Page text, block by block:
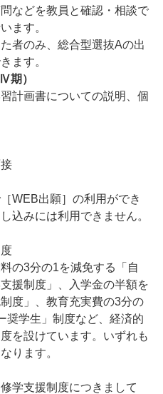
などを教員と確認・相談で
ます。
者のみ、総合型選抜Aの出
ます。
期）
計画書についての説明、個
WEB出願］の利用ができ
込みには利用できません。
の3分の1を減免する「自
援制度」、入学金の半額を
度」、教育充実費の3分の
奨学生」制度など、経済的
を設けています。いずれも
ります。
学支援制度につきまして